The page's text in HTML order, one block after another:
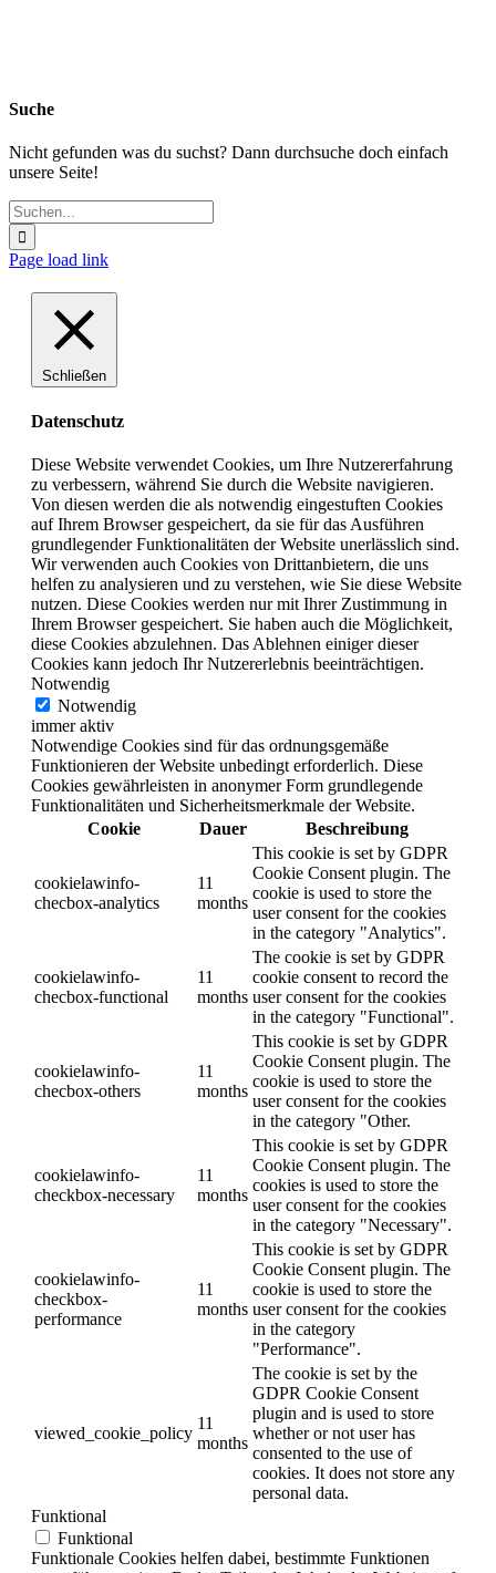
Suche
Nicht gefunden was du suchst? Dann durchsuche doch einfach
unsere Seite!
Suche
nach:
Page load link
Schließen
Datenschutz
Diese Website verwendet Cookies, um Ihre Nutzererfahrung
zu verbessern, während Sie durch die Website navigieren.
Von diesen werden die als notwendig eingestuften Cookies
auf Ihrem Browser gespeichert, da sie für das Ausführen
grundlegender Funktionalitäten der Website unerlässlich sind.
Wir verwenden auch Cookies von Drittanbietern, die uns
helfen zu analysieren und zu verstehen, wie Sie diese Website
nutzen. Diese Cookies werden nur mit Ihrer Zustimmung in
Ihrem Browser gespeichert. Sie haben auch die Möglichkeit,
diese Cookies abzulehnen. Das Ablehnen einiger dieser
Cookies kann jedoch Ihr Nutzererlebnis beeinträchtigen.
Notwendig
Notwendig
immer aktiv
Notwendige Cookies sind für das ordnungsgemäße
Funktionieren der Website unbedingt erforderlich. Diese
Cookies gewährleisten in anonymer Form grundlegende
Funktionalitäten und Sicherheitsmerkmale der Website.
Cookie
Dauer Beschreibung
cookielawinfo-
checbox-analytics
11
months
This cookie is set by GDPR
Cookie Consent plugin. The
cookie is used to store the
user consent for the cookies
in the category "Analytics".
cookielawinfo-
checbox-functional
11
months
The cookie is set by GDPR
cookie consent to record the
user consent for the cookies
in the category "Functional".
cookielawinfo-
checbox-others
11
months
This cookie is set by GDPR
Cookie Consent plugin. The
cookie is used to store the
user consent for the cookies
in the category "Other.
cookielawinfo-
checkbox-necessary
11
months
This cookie is set by GDPR
Cookie Consent plugin. The
cookies is used to store the
user consent for the cookies
in the category "Necessary".
cookielawinfo-
checkbox-
performance
11
months
This cookie is set by GDPR
Cookie Consent plugin. The
cookie is used to store the
user consent for the cookies
in the category
"Performance".
viewed_cookie_policy
11
months
The cookie is set by the
GDPR Cookie Consent
plugin and is used to store
whether or not user has
consented to the use of
cookies. It does not store any
personal data.
Funktional
Funktional
Funktionale Cookies helfen dabei, bestimmte Funktionen